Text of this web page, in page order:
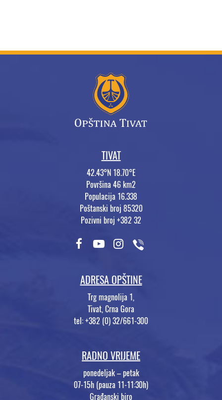
TIVAT
42.43°N 18.70°E
Površina 46 km2
Populacija 16.338
Poštanski broj 85320
Pozivni broj +382 32
ADRESA OPŠTINE
Trg magnolija 1,
Tivat, Crna Gora
tel: +382 (0) 32/661-300
RADNO VRIJEME
ponedeljak – petak
07-15h (pauza 11-11:30h)
Građanski biro